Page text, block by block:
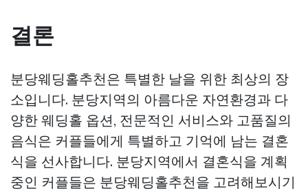
결론
분당웨딩홀추천은 특별한 날을 위한 최상의 장
소입니다. 분당지역의 아름다운 자연환경과 다
양한 웨딩홀 옵션, 전문적인 서비스와 고품질의
음식은 커플들에게 특별하고 기억에 남는 결혼
식을 선사합니다. 분당지역에서 결혼식을 계획
중인 커플들은 분당웨딩홀추천을 고려해보시기